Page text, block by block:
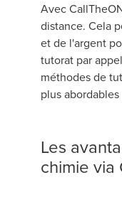
Avec
distance. Cela
et de l'argent
tutorat par
méthodes de
plus
Les
chimie via